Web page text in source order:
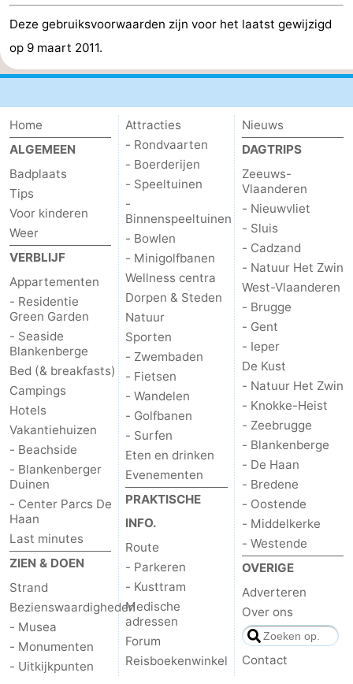
Deze gebruiksvoorwaarden zijn voor het laatst gewijzigd
op 9 maart 2011.
Home
ALGEMEEN
Badplaats
Tips
Voor kinderen
Weer
VERBLIJF
Appartementen
- Residentie
Green Garden
- Seaside
Blankenberge
Bed (& breakfasts)
Campings
Hotels
Vakantiehuizen
- Beachside
- Blankenberger
Duinen
- Center Parcs De
Haan
Last minutes
ZIEN & DOEN
Strand
Bezienswaardigheden
- Musea
- Monumenten
- Uitkijkpunten
Attracties
- Rondvaarten
- Boerderijen
- Speeltuinen
-
Binnenspeeltuinen
- Bowlen
- Minigolfbanen
Wellness centra
Dorpen & Steden
Natuur
Sporten
- Zwembaden
- Fietsen
- Wandelen
- Golfbanen
- Surfen
Eten en drinken
Evenementen
PRAKTISCHE
INFO.
Route
- Parkeren
- Kusttram
Medische
adressen
Forum
Reisboekenwinkel
Nieuws
DAGTRIPS
Zeeuws-
Vlaanderen
- Nieuwvliet
- Sluis
- Cadzand
- Natuur Het Zwin
West-Vlaanderen
- Brugge
- Gent
- Ieper
De Kust
- Natuur Het Zwin
- Knokke-Heist
- Zeebrugge
- Blankenberge
- De Haan
- Bredene
- Oostende
- Middelkerke
- Westende
OVERIGE
Adverteren
Over ons
Contact